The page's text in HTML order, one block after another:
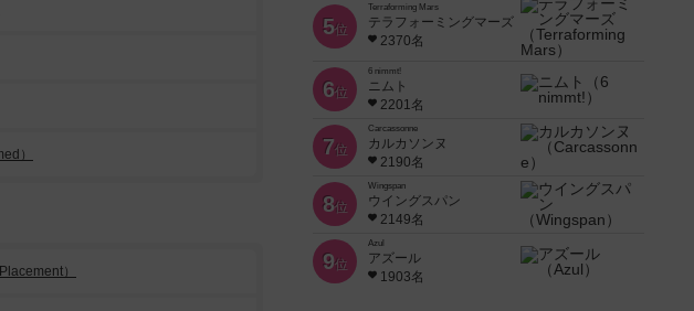
）
）
5位
Terraforming Mars
テラフォーミングマーズ
2370名
6位
6 nimmt!
ニムト
2201名
7位
Carcassonne
カルカソンヌ
2190名
8位
Wingspan
ウイングスパン
2149名
9位
Azul
アズール
1903名